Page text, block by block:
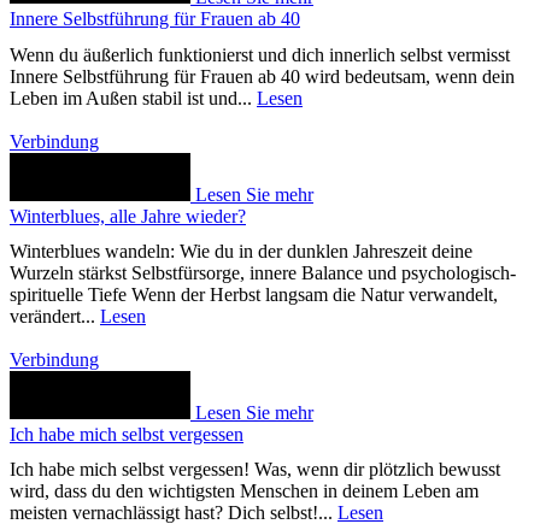
Innere Selbstführung für Frauen ab 40
Wenn du äußerlich funktionierst und dich innerlich selbst vermisst
Innere Selbstführung für Frauen ab 40 wird bedeutsam, wenn dein
Leben im Außen stabil ist und... Lesen
Verbindung
Lesen Sie mehr
Winterblues, alle Jahre wieder?
Winterblues wandeln: Wie du in der dunklen Jahreszeit deine
Wurzeln stärkst Selbstfürsorge, innere Balance und psychologisch-
spirituelle Tiefe Wenn der Herbst langsam die Natur verwandelt,
verändert... Lesen
Verbindung
Lesen Sie mehr
Ich habe mich selbst vergessen
Ich habe mich selbst vergessen! Was, wenn dir plötzlich bewusst
wird, dass du den wichtigsten Menschen in deinem Leben am
meisten vernachlässigt hast? Dich selbst!... Lesen